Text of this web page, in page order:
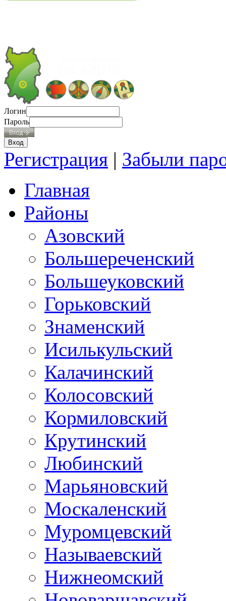
Логин
Пароль
Регистрация | Забыли
Главная
Районы
Азовский
Большереченский
Большеуковский
Горьковский
Знаменский
Исилькульский
Калачинский
Колосовский
Кормиловский
Крутинский
Любинский
Марьяновский
Москаленский
Муромцевский
Называевский
Нижнеомский